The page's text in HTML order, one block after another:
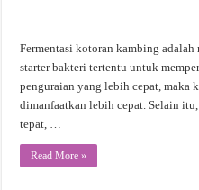
Fermentasi kotoran kambing
starter bakteri tertentu untuk
penguraian yang lebih cepat, maka
dimanfaatkan lebih cepat. Selain
tepat, …
Read More »